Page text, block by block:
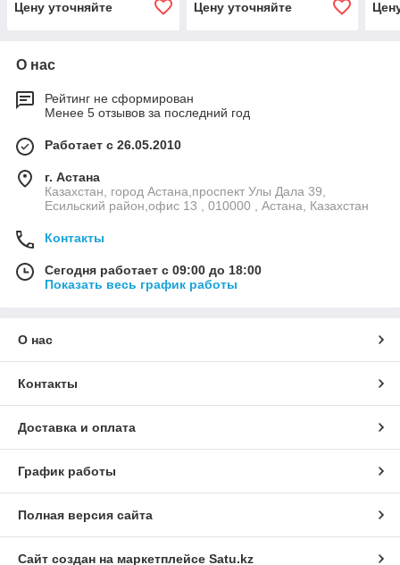
Цену уточняйте Цену уточняйте
О нас
Рейтинг не сформирован
Менее 5 отзывов за последний год
Работает с 26.05.2010
г. Астана
Казахстан, город Астана,проспект Улы Дала 39,
Есильский район,офис 13 , 010000 , Астана, Казахстан
Контакты
Сегодня работает с 09:00 до 18:00
Показать весь график работы
О нас
Контакты
Доставка и оплата
График работы
Полная версия сайта
Сайт создан на маркетплейсе Satu.kz